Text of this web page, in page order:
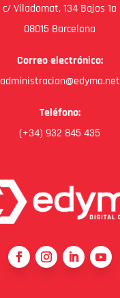
c/ Viladomat, 134 Bajos 1a
08015 Barcelona
Correo electrónico:
administracion@edyma.net
Teléfono:
(+34) 932 845 435